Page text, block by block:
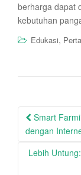
berharga dapat
kebutuhan
Edukasi,
Post
Smart
dengan
Lebih